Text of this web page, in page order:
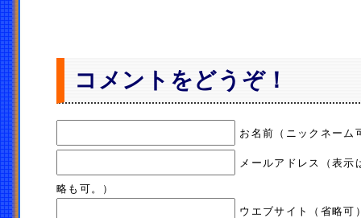
コメントをどうぞ！
お名前（ニックネーム
メールアドレス（表示
略も可。）
ウエブサイト（省略可